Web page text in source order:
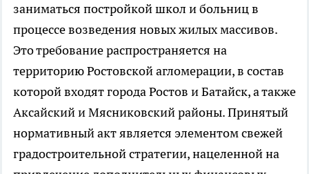
заниматься постройкой школ и больниц в
процессе возведения новых жилых массивов.
Это требование распространяется на
территорию Ростовской агломерации, в состав
которой входят города Ростов и Батайск, а также
Аксайский и Мясниковский районы. Принятый
нормативный акт является элементом свежей
градостроительной стратегии, нацеленной на